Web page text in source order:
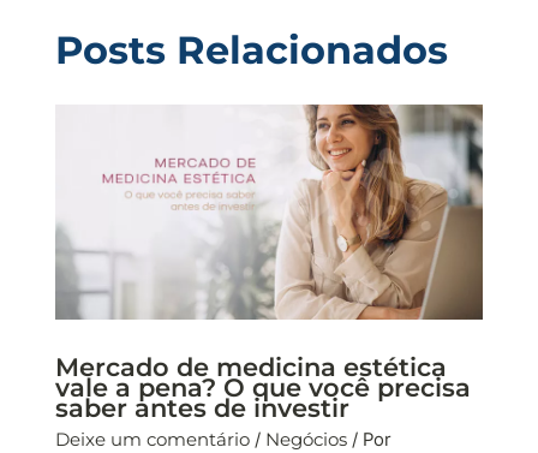
Posts Relacionados
Mercado de medicina estética
vale a pena? O que você precisa
saber antes de investir
Deixe um comentário / Negócios/ Por